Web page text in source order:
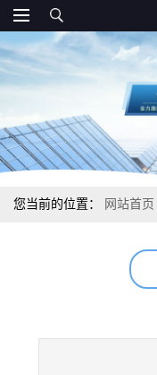
您当前的位置： 网站首页